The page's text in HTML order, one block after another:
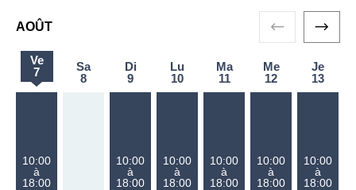
AOÛT
Ve
7vendredi 7 août
10:00
à
18:00
Sa
8samedi 8 août
Di
9dimanche 9 août
10:00
à
18:00
Lu
10lundi 10 août
10:00
à
18:00
Ma
11 mardi 11 août
10:00
à
18:00
Me
12mercredi 12
10:00
à
18:00
Je
13jeudi
10:00
à
18:00